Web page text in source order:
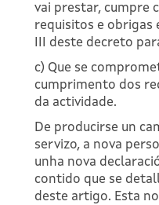
vai prestar, cumpre
requisitos e obrigas
III deste decreto
c) Que se
cumprimento dos
da actividade.
De producirse un
servizo, a nova
unha nova
contido que se
deste artigo. Esta